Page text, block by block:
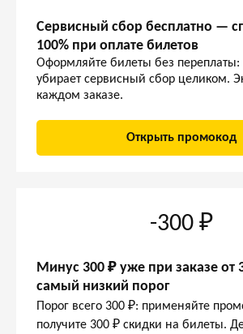
Сервисный сбор бесплатно —
100% при оплате билетов
Оформляйте билеты без переплаты:
убирает сервисный сбор целиком.
каждом заказе.
Открыть промокод
-300 ₽
Минус 300 ₽ уже при заказе от
самый низкий порог
Порог всего 300 ₽: применяйте
получите 300 ₽ скидки на билеты.